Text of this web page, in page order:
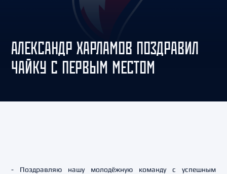
АЛЕКСАНДР ХАРЛАМОВ ПОЗДРАВИЛ
ЧАЙКУ С ПЕРВЫМ МЕСТОМ
- Поздравляю нашу молодёжную команду с успешным